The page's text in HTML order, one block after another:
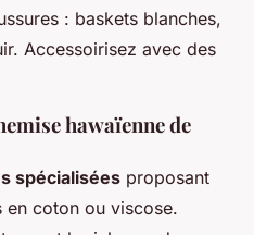
: baskets blanches,
Accessoirisez avec des
hawaïenne de
spécialisées proposant
en coton ou viscose.